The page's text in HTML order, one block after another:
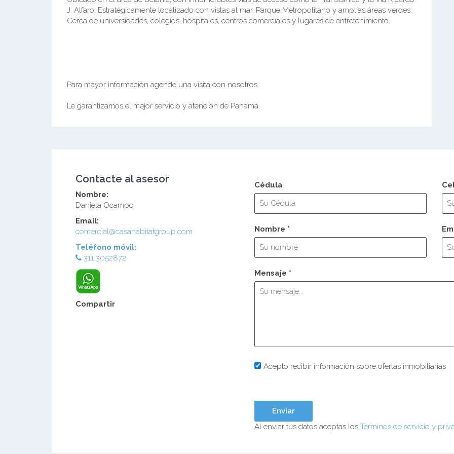
J. Alfaro. Estratégicamente localizado con vistas al mar, Parque Metropolitano y amplias áreas verdes.
Cerca de universidades, colegios, hospitales, centros comerciales y lugares de entretenimiento.
Para mayor información agende una visita con nosotros.
Le garantizamos el mejor servicio y atención de Panamá.
Contacte al asesor
Nombre:
Daniela Ocampo
Email:
comercial@casahabitatgroup.com
Teléfono móvil:
311 3052872
Compartir
Cédula
Nombre *
Mensaje *
Acepto recibir información sobre ofertas inmobiliarias
Al enviar tus datos aceptas los Términos de servicio y